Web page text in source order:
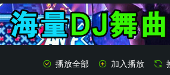
沈阳DJ小李
播放全部 加入播放